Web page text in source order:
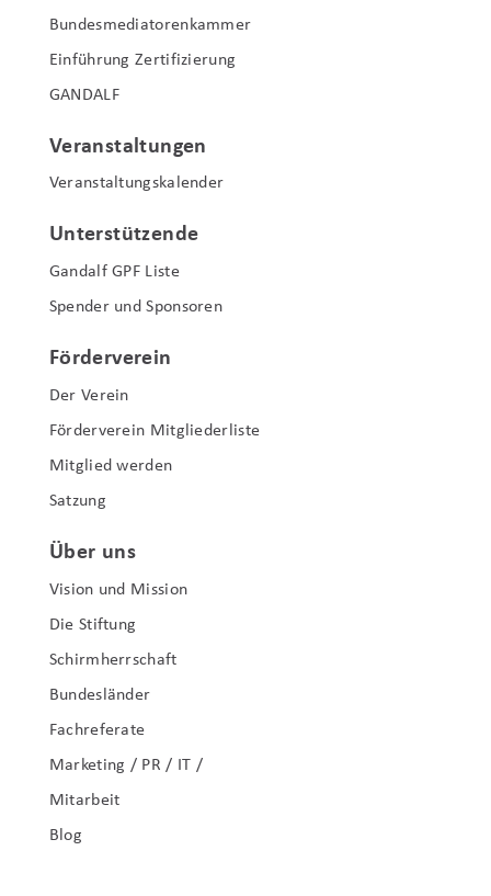
Bundesmediatorenkammer
Einführung Zertifizierung
GANDALF
Veranstaltungen
Veranstaltungskalender
Unterstützende
Gandalf GPF Liste
Spender und Sponsoren
Förderverein
Der Verein
Förderverein Mitgliederliste
Mitglied werden
Satzung
Über uns
Vision und Mission
Die Stiftung
Schirmherrschaft
Bundesländer
Fachreferate
Marketing / PR / IT /
Mitarbeit
Blog